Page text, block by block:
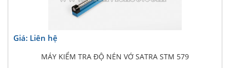
Giá: Liên hệ
MÁY KIỂM TRA ĐỘ NÉN VỚ SATRA STM 579